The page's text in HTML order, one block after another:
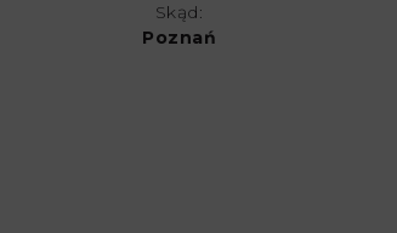
Skąd:
Poznań